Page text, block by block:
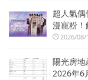
超人氣
漫寵粉！
2026/08/
陽光房
2026年6